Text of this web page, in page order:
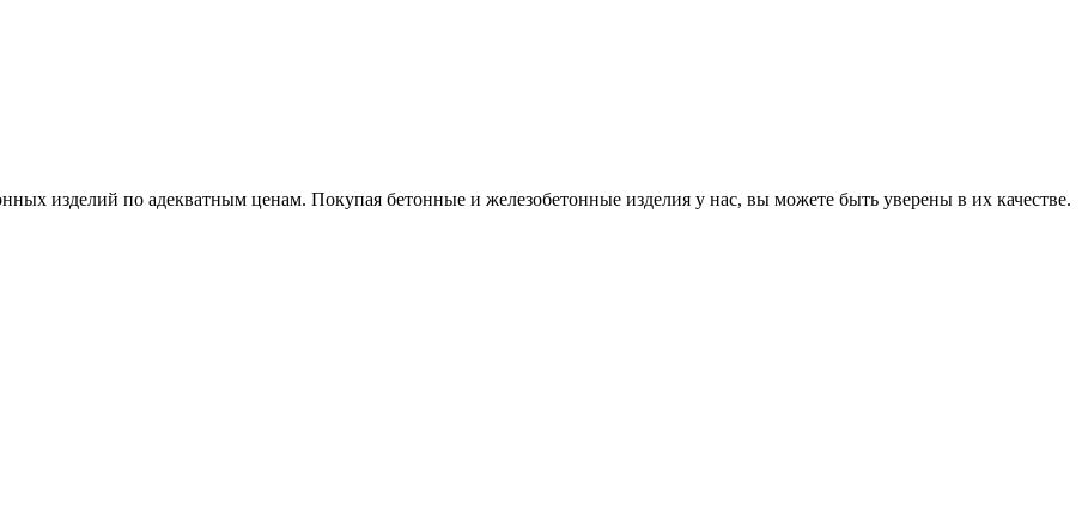
изделий по адекватным ценам. Покупая бетонные и железобетонные изделия у нас, вы можете быть уверены в их качестве.